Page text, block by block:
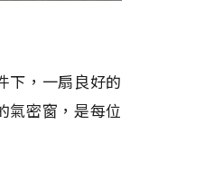
下，一扇良好的
氣密窗，是每位